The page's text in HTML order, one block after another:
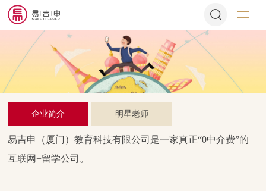
企业简介 明星老师
易吉申（厦门）教育科技有限公司 是一家真正“0中介费”的
互联网+留学公司。